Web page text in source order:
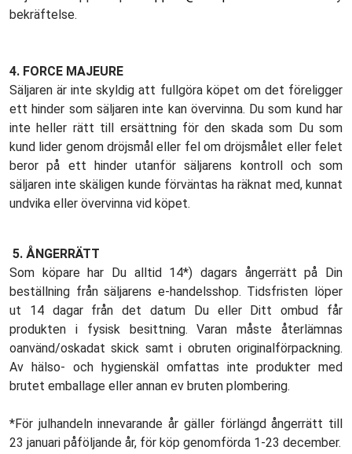
bekräftelse.
4. FORCE MAJEURE
Säljaren är inte skyldig att fullgöra köpet om det föreligger
ett hinder som säljaren inte kan övervinna. Du som kund har
inte heller rätt till ersättning för den skada som Du som
kund lider genom dröjsmål eller fel om dröjsmålet eller felet
beror på ett hinder utanför säljarens kontroll och som
säljaren inte skäligen kunde förväntas ha räknat med, kunnat
undvika eller övervinna vid köpet.
5. ÅNGERRÄTT
Som köpare har Du alltid 14*) dagars ångerrätt på Din
beställning från säljarens e-handelsshop. Tidsfristen löper
ut 14 dagar från det datum Du eller Ditt ombud får
produkten i fysisk besittning. Varan måste återlämnas
oanvänd/oskadat skick samt i obruten originalförpackning.
Av hälso- och hygienskäl omfattas inte produkter med
brutet emballage eller annan ev bruten plombering.
*För julhandeln innevarande år gäller förlängd ångerrätt till
23 januari påföljande år, för köp genomförda 1-23 december.